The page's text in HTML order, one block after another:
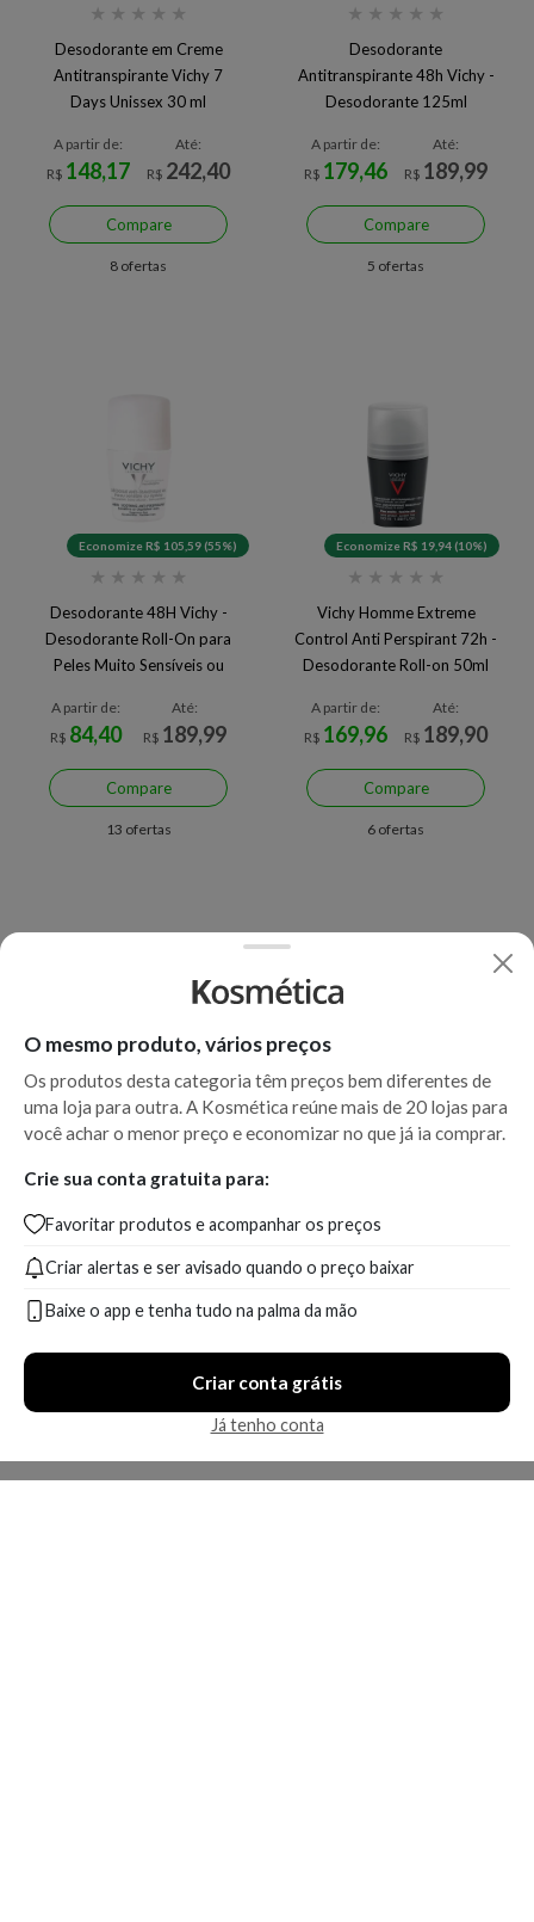
★ ★ ★ ★ ★
Desodorante em Creme
Antitranspirante Vichy 7
Days Unissex 30 ml
A partir de:
R$ 148,17
Até:
R$ 242,40
Compare
8 ofertas
★ ★ ★ ★ ★
Desodorante
Antitranspirante 48h Vichy -
Desodorante 125ml
A partir de:
R$ 179,46
Até:
R$ 189,99
Compare
5 ofertas
Economize R$ 105,59 (55%)
★ ★ ★ ★ ★
Desodorante 48H Vichy -
Desodorante Roll-On para
Peles Muito Sensíveis ou
A partir de:
R$ 84,40
Até:
R$ 189,99
Compare
13 ofertas
Economize R$ 19,94 (10%)
★ ★ ★ ★ ★
Vichy Homme Extreme
Control Anti Perspirant 72h -
Desodorante Roll-on 50ml
A partir de:
R$ 169,96
Até:
R$ 189,90
Compare
6 ofertas
O mesmo produto, vários preços
Os produtos desta categoria têm preços bem diferentes de
uma loja para outra. A Kosmética reúne mais de 20 lojas para
você achar o menor preço e economizar no que já ia comprar.
Crie sua conta gratuita para:
Favoritar produtos e acompanhar os preços
Criar alertas e ser avisado quando o preço baixar
Baixe o app e tenha tudo na palma da mão
Criar conta grátis
Já tenho conta